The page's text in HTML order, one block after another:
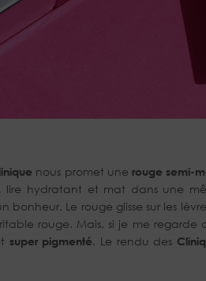
nous promet une rouge semi-
lire hydratant et mat dans une
Le rouge glisse sur les
rouge. Mais, si je me
super pigmenté. Le rendu des